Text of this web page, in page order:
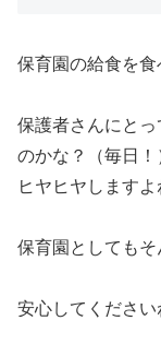
保育園の給食を食
保護者さんにと
のかな？（毎日
ヒヤヒヤしますよ
保育園としてもそ
安心してください